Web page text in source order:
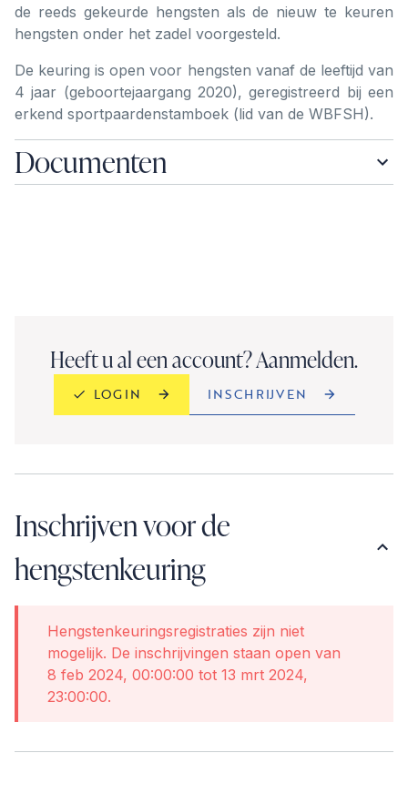
de reeds gekeurde hengsten als de nieuw te keuren
hengsten onder het zadel voorgesteld.
De keuring is open voor hengsten vanaf de leeftijd van
4 jaar (geboortejaargang 2020), geregistreerd bij een
erkend sportpaardenstamboek (lid van de WBFSH).
Documenten
Heeft u al een account? Aanmelden.
LOGIN INSCHRIJVEN
Inschrijven voor de
hengstenkeuring
Hengstenkeuringsregistraties zijn niet
mogelijk. De inschrijvingen staan open van
8 feb 2024, 00:00:00 tot 13 mrt 2024,
23:00:00.